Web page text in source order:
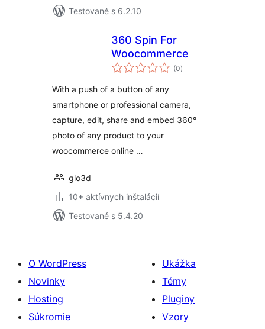
Testované s 6.2.10
360 Spin For
Woocommerce
(0celkové
hodnotenie
)
With a push of a button of any
smartphone or professional camera,
capture, edit, share and embed 360°
photo of any product to your
woocommerce online …
glo3d
10+ aktívnych inštalácií
Testované s 5.4.20
O WordPress
Novinky
Hosting
Súkromie
Ukážka
Témy
Pluginy
Vzory